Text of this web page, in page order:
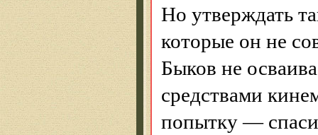
Но утверждать
которые он не
Быков не
средствами
попытку —